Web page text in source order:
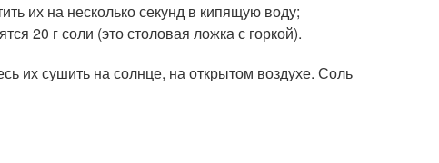
их на несколько секунд в кипящую воду;
20 г соли (это столовая ложка с горкой).
их сушить на солнце, на открытом воздухе. Соль